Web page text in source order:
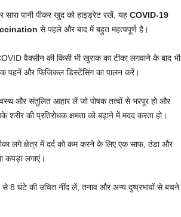
सारा पानी पीकर खुद को हाइड्रेट रखें, यह COVID-19
से पहले और बाद में बहुत महत्वपूर्ण है।
वैक्सीन की किसी भी खुराक का टीका लगवाने के बाद भी
पहनें और फिजिकल डिस्टेंसिंग का पालन करें।
और संतुलित आहार लें जो पोषक तत्वों से भरपूर हो और
शरीर की प्रतिरोधक क्षमता को बढ़ाने में मदद करता हो।
लगे क्षेत्र में दर्द को कम करने के लिए एक साफ, ठंडा और
कपड़ा लगाएं।
से 8 घंटे की उचित नींद लें, तनाव और अन्य दुष्प्रभावों से बचने